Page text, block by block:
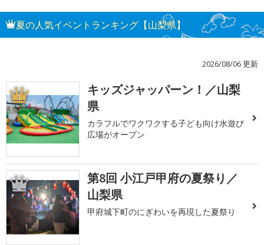
夏の人気イベントランキング【山梨県】
2026/08/06 更新
1
キッズジャッパーン！／山梨
県
カラフルでワクワクする子ども向け水遊び
広場がオープン
2
第8回 小江戸甲府の夏祭り／
山梨県
甲府城下町のにぎわいを再現した夏祭り